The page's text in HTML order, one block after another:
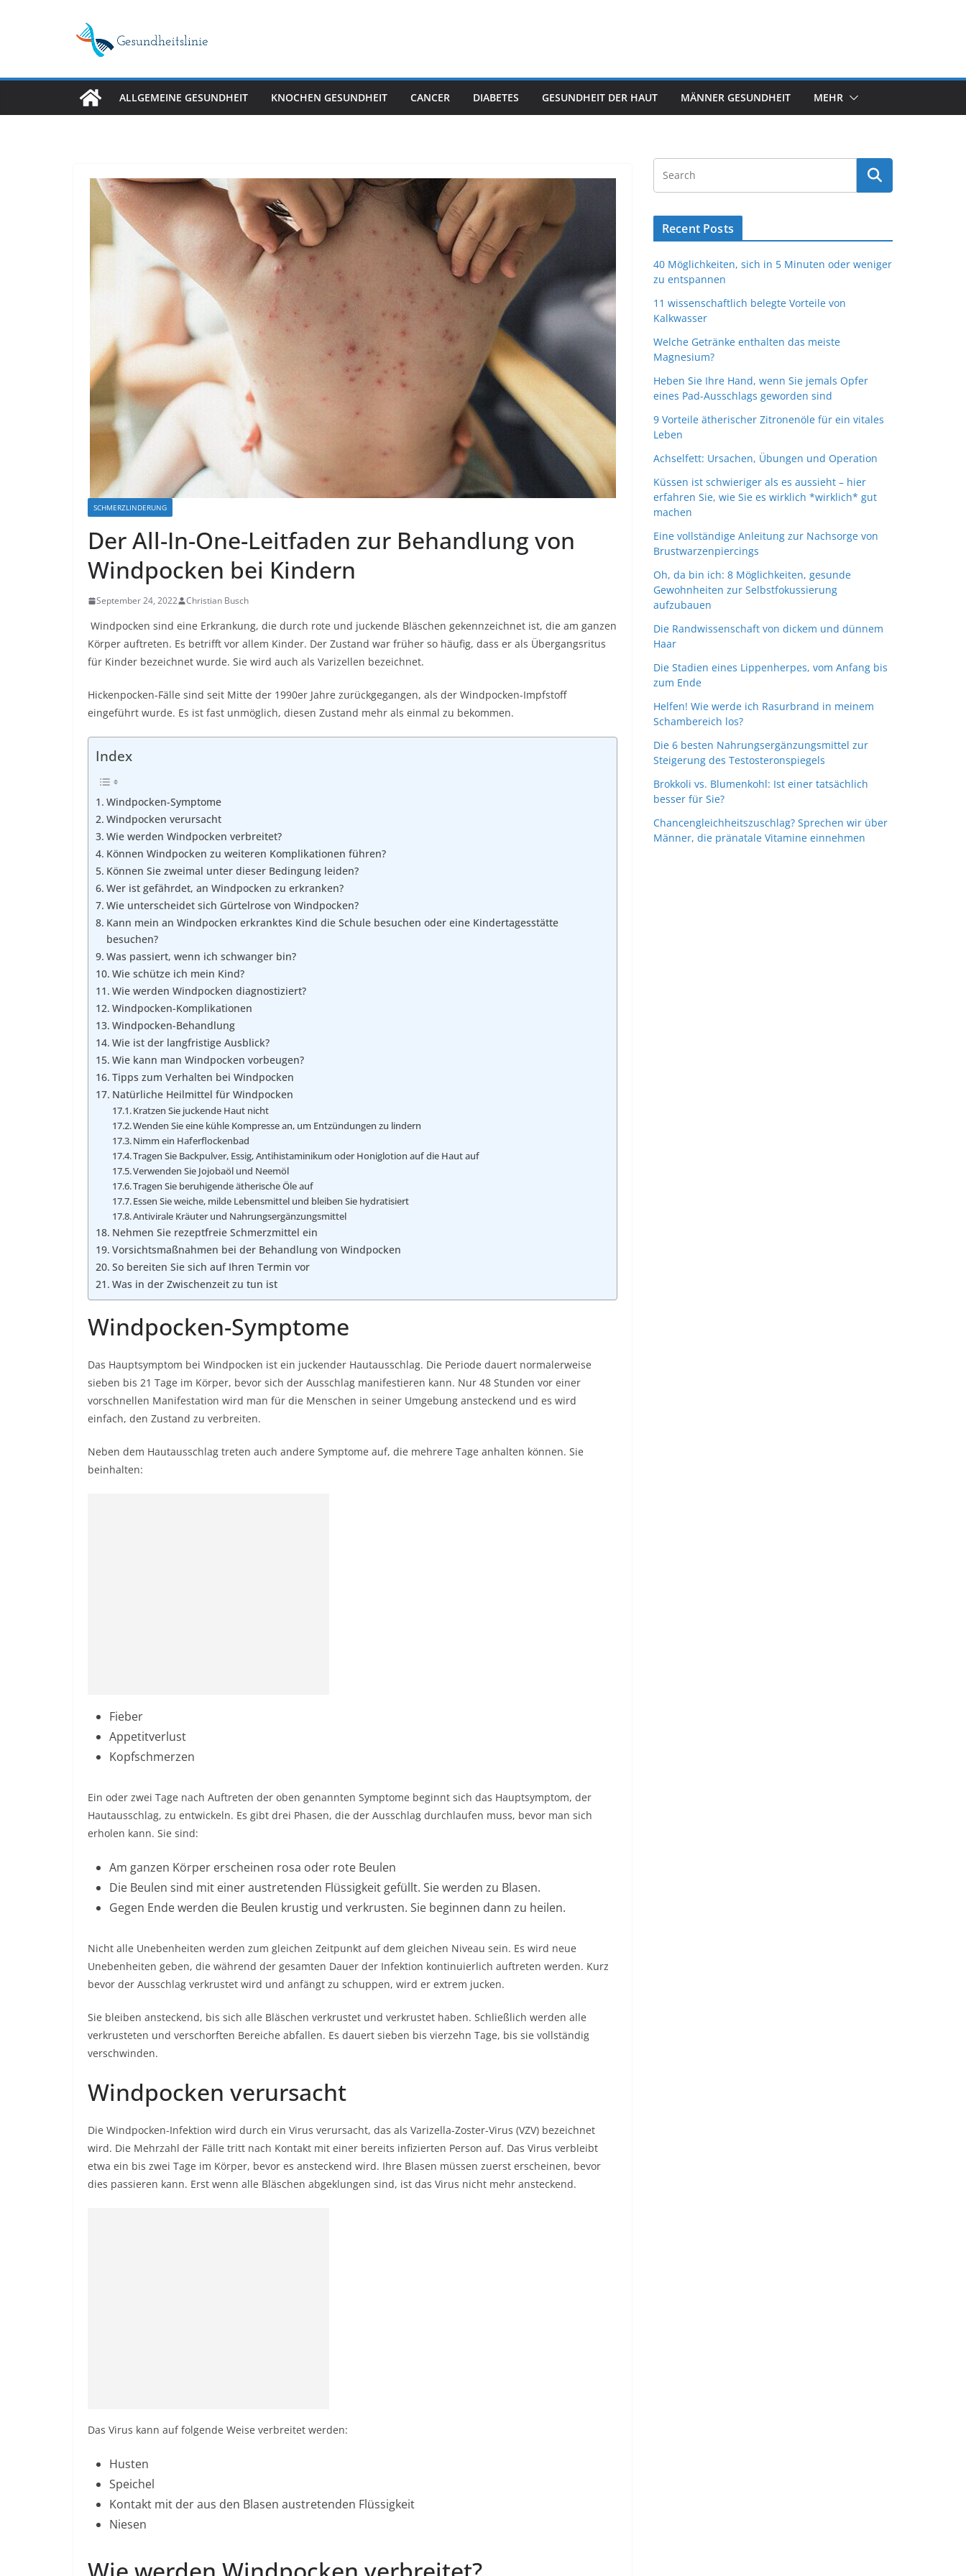
ALLGEMEINE GESUNDHEIT KNOCHEN GESUNDHEIT CANCER DIABETES GESUNDHEIT DER HAUT MÄNNER GESUNDHEIT MEHR
SCHMERZLINDERUNG
Der All-In-One-Leitfaden zur Behandlung von
Windpocken bei Kindern
September 24, 2022 Christian Busch
Windpocken sind eine Erkrankung, die durch rote und juckende Bläschen gekennzeichnet ist, die am ganzen
Körper auftreten. Es betrifft vor allem Kinder. Der Zustand war früher so häufig, dass er als Übergangsritus
für Kinder bezeichnet wurde. Sie wird auch als Varizellen bezeichnet.
Hickenpocken-Fälle sind seit Mitte der 1990er Jahre zurückgegangen, als der Windpocken-Impfstoff
eingeführt wurde. Es ist fast unmöglich, diesen Zustand mehr als einmal zu bekommen.
Index
Windpocken-Symptome
Windpocken verursacht
Wie werden Windpocken verbreitet?
Können Windpocken zu weiteren Komplikationen führen?
Können Sie zweimal unter dieser Bedingung leiden?
Wer ist gefährdet, an Windpocken zu erkranken?
Wie unterscheidet sich Gürtelrose von Windpocken?
Kann mein an Windpocken erkranktes Kind die Schule besuchen oder eine Kindertagesstätte
besuchen?
Was passiert, wenn ich schwanger bin?
Wie schütze ich mein Kind?
Wie werden Windpocken diagnostiziert?
Windpocken-Komplikationen
Windpocken-Behandlung
Wie ist der langfristige Ausblick?
Wie kann man Windpocken vorbeugen?
Tipps zum Verhalten bei Windpocken
Natürliche Heilmittel für Windpocken
Kratzen Sie juckende Haut nicht
Wenden Sie eine kühle Kompresse an, um Entzündungen zu lindern
Nimm ein Haferflockenbad
Tragen Sie Backpulver, Essig, Antihistaminikum oder Honiglotion auf die Haut auf
Verwenden Sie Jojobaöl und Neemöl
Tragen Sie beruhigende ätherische Öle auf
Essen Sie weiche, milde Lebensmittel und bleiben Sie hydratisiert
Antivirale Kräuter und Nahrungsergänzungsmittel
Nehmen Sie rezeptfreie Schmerzmittel ein
Vorsichtsmaßnahmen bei der Behandlung von Windpocken
So bereiten Sie sich auf Ihren Termin vor
Was in der Zwischenzeit zu tun ist
Windpocken-Symptome
Das Hauptsymptom bei Windpocken ist ein juckender Hautausschlag. Die Periode dauert normalerweise
sieben bis 21 Tage im Körper, bevor sich der Ausschlag manifestieren kann. Nur 48 Stunden vor einer
vorschnellen Manifestation wird man für die Menschen in seiner Umgebung ansteckend und es wird
einfach, den Zustand zu verbreiten.
Neben dem Hautausschlag treten auch andere Symptome auf, die mehrere Tage anhalten können. Sie
beinhalten:
Fieber
Appetitverlust
Kopfschmerzen
Ein oder zwei Tage nach Auftreten der oben genannten Symptome beginnt sich das Hauptsymptom, der
Hautausschlag, zu entwickeln. Es gibt drei Phasen, die der Ausschlag durchlaufen muss, bevor man sich
erholen kann. Sie sind:
Am ganzen Körper erscheinen rosa oder rote Beulen
Die Beulen sind mit einer austretenden Flüssigkeit gefüllt. Sie werden zu Blasen.
Gegen Ende werden die Beulen krustig und verkrusten. Sie beginnen dann zu heilen.
Nicht alle Unebenheiten werden zum gleichen Zeitpunkt auf dem gleichen Niveau sein. Es wird neue
Unebenheiten geben, die während der gesamten Dauer der Infektion kontinuierlich auftreten werden. Kurz
bevor der Ausschlag verkrustet wird und anfängt zu schuppen, wird er extrem jucken.
Sie bleiben ansteckend, bis sich alle Bläschen verkrustet und verkrustet haben. Schließlich werden alle
verkrusteten und verschorften Bereiche abfallen. Es dauert sieben bis vierzehn Tage, bis sie vollständig
verschwinden.
Windpocken verursacht
Die Windpocken-Infektion wird durch ein Virus verursacht, das als Varizella-Zoster-Virus (VZV) bezeichnet
wird. Die Mehrzahl der Fälle tritt nach Kontakt mit einer bereits infizierten Person auf. Das Virus verbleibt
etwa ein bis zwei Tage im Körper, bevor es ansteckend wird. Ihre Blasen müssen zuerst erscheinen, bevor
dies passieren kann. Erst wenn alle Bläschen abgeklungen sind, ist das Virus nicht mehr ansteckend.
Das Virus kann auf folgende Weise verbreitet werden:
Husten
Speichel
Kontakt mit der aus den Blasen austretenden Flüssigkeit
Niesen
Recent Posts
40 Möglichkeiten, sich in 5 Minuten oder weniger
zu entspannen
11 wissenschaftlich belegte Vorteile von
Kalkwasser
Welche Getränke enthalten das meiste
Magnesium?
Heben Sie Ihre Hand, wenn Sie jemals Opfer
eines Pad-Ausschlags geworden sind
9 Vorteile ätherischer Zitronenöle für ein vitales
Leben
Achselfett: Ursachen, Übungen und Operation
Küssen ist schwieriger als es aussieht – hier
erfahren Sie, wie Sie es wirklich *wirklich* gut
machen
Eine vollständige Anleitung zur Nachsorge von
Brustwarzenpiercings
Oh, da bin ich: 8 Möglichkeiten, gesunde
Gewohnheiten zur Selbstfokussierung
aufzubauen
Die Randwissenschaft von dickem und dünnem
Haar
Die Stadien eines Lippenherpes, vom Anfang bis
zum Ende
Helfen! Wie werde ich Rasurbrand in meinem
Schambereich los?
Die 6 besten Nahrungsergänzungsmittel zur
Steigerung des Testosteronspiegels
Brokkoli vs. Blumenkohl: Ist einer tatsächlich
besser für Sie?
Chancengleichheitszuschlag? Sprechen wir über
Männer, die pränatale Vitamine einnehmen